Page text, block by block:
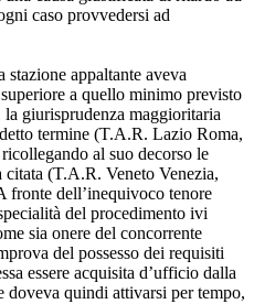
caso provvedersi ad
stazione appaltante aveva
a quello minimo previsto
giurisprudenza maggioritaria
termine (T.A.R. Lazio Roma,
al suo decorso le
citata (T.A.R. Veneto Venezia,
fronte dell’inequivoco tenore
del procedimento ivi
sia onere del concorrente
del possesso dei requisiti
essere acquisita d’ufficio dalla
doveva quindi attivarsi per tempo,